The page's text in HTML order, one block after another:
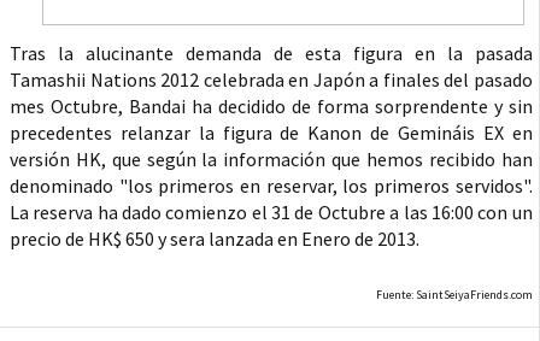
Tras la alucinante demanda de esta figura en la pasada
Tamashii Nations 2012 celebrada en Japón a finales del pasado
mes Octubre, Bandai ha decidido de forma sorprendente y sin
precedentes relanzar la figura de Kanon de Gemináis EX en
versión HK, que según la información que hemos recibido han
denominado "los primeros en reservar, los primeros servidos".
La reserva ha dado comienzo el 31 de Octubre a las 16:00 con un
precio de HK$ 650 y sera lanzada en Enero de 2013.
Fuente: SaintSeiyaFriends.com